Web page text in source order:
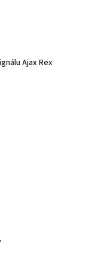
Ajax Rex